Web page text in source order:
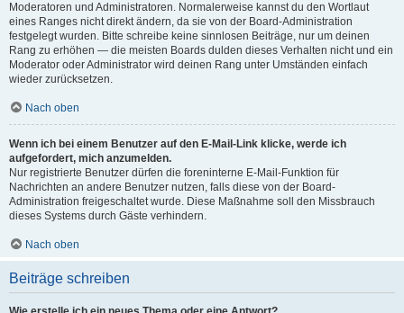
Moderatoren und Administratoren. Normalerweise kannst du den Wortlaut
eines Ranges nicht direkt ändern, da sie von der Board-Administration
festgelegt wurden. Bitte schreibe keine sinnlosen Beiträge, nur um deinen
Rang zu erhöhen — die meisten Boards dulden dieses Verhalten nicht und ein
Moderator oder Administrator wird deinen Rang unter Umständen einfach
wieder zurücksetzen.
Nach oben
Wenn ich bei einem Benutzer auf den E-Mail-Link klicke, werde ich
aufgefordert, mich anzumelden.
Nur registrierte Benutzer dürfen die foreninterne E-Mail-Funktion für
Nachrichten an andere Benutzer nutzen, falls diese von der Board-
Administration freigeschaltet wurde. Diese Maßnahme soll den Missbrauch
dieses Systems durch Gäste verhindern.
Nach oben
Beiträge schreiben